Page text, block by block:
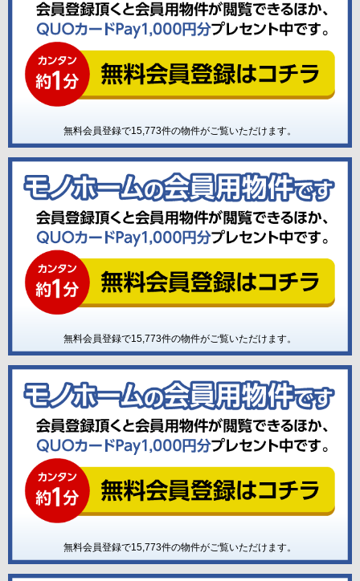
無料会員登録で15,773件の物件がご覧いただけます。
無料会員登録で15,773件の物件がご覧いただけます。
無料会員登録で15,773件の物件がご覧いただけます。